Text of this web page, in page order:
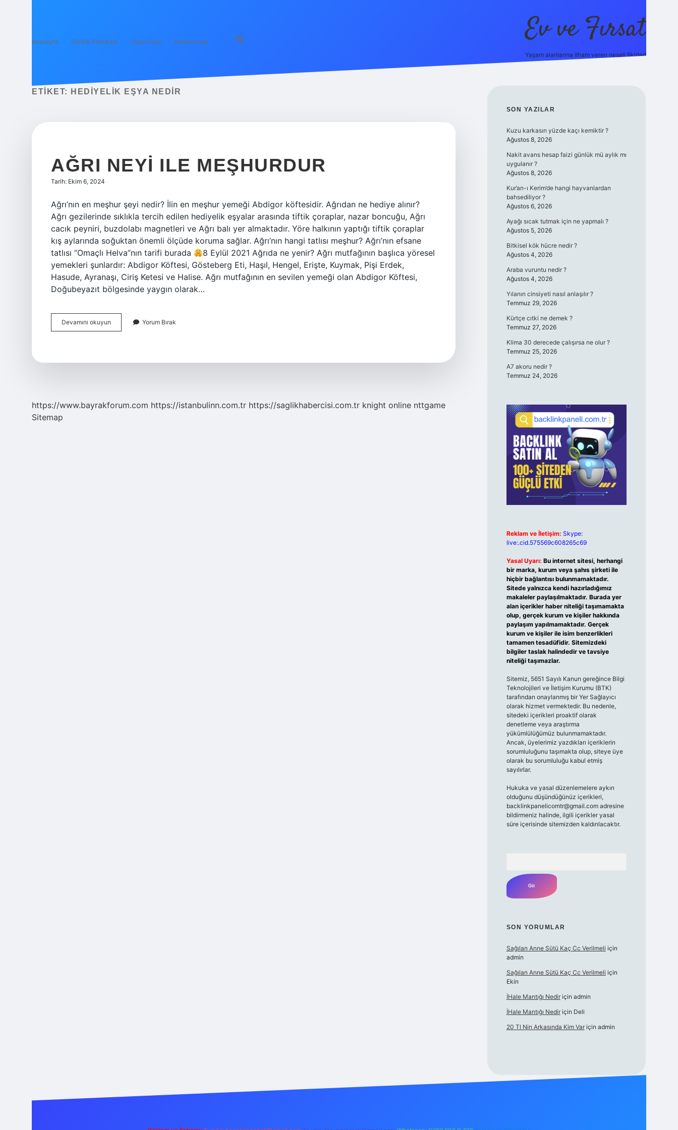
Anasayfa Gizlilik Politikası Yasal Uyarı Hakkımızda Ev ve Fırsat
Yaşam alanlarına ilham veren neşeli fikirler!
ETIKET: HEDIYELIK EŞYA NEDIR
AĞRI NEYI ILE MEŞHURDUR
Tarih: Ekim 6, 2024
Ağrı’nın en meşhur şeyi nedir? İlin en meşhur yemeği Abdigor köftesidir. Ağrıdan ne hediye alınır?
Ağrı gezilerinde sıklıkla tercih edilen hediyelik eşyalar arasında tiftik çoraplar, nazar boncuğu, Ağrı
cacık peyniri, buzdolabı magnetleri ve Ağrı balı yer almaktadır. Yöre halkının yaptığı tiftik çoraplar
kış aylarında soğuktan önemli ölçüde koruma sağlar. Ağrı’nın hangi tatlısı meşhur? Ağrı’nın efsane
tatlısı “Omaçlı Helva”nın tarifi burada
8 Eylül 2021 Ağrıda ne yenir? Ağrı mutfağının başlıca yöresel
yemekleri şunlardır: Abdigor Köftesi, Gösteberg Eti, Haşıl, Hengel, Erişte, Kuymak, Pişi Erdek,
Hasude, Ayranaşı, Ciriş Ketesi ve Halise. Ağrı mutfağının en sevilen yemeği olan Abdigor Köftesi,
Doğubeyazıt bölgesinde yaygın olarak…
Devamını okuyun
Neyi
Yorum Bırak
https://www.bayrakforum.com https://istanbulinn.com.tr https://saglikhabercisi.com.tr knight online nttgame
Sitemap
SIDEBAR
SON YAZILAR
Kuzu karkasın yüzde kaçı kemiktir ?
Ağustos 8, 2026
Nakit avans hesap faizi günlük mü aylık mı
uygulanır ?
Ağustos 8, 2026
Kur’an-ı Kerim’de hangi hayvanlardan
bahsediliyor ?
Ağustos 6, 2026
Ayağı sıcak tutmak için ne yapmalı ?
Ağustos 5, 2026
Bitkisel kök hücre nedir ?
Ağustos 4, 2026
Araba vuruntu nedir ?
Ağustos 4, 2026
Yılanın cinsiyeti nasıl anlaşılır ?
Temmuz 29, 2026
Kürtçe cıtki ne demek ?
Temmuz 27, 2026
Klima 30 derecede çalışırsa ne olur ?
Temmuz 25, 2026
A7 akoru nedir ?
Temmuz 24, 2026
Reklam ve İletişim: Skype:
live:.cid.575569c608265c69
Yasal Uyarı: Bu internet sitesi, herhangi
bir marka, kurum veya şahıs şirketi ile
hiçbir bağlantısı bulunmamaktadır.
Sitede yalnızca kendi hazırladığımız
makaleler paylaşılmaktadır. Burada yer
alan içerikler haber niteliği taşımamakta
olup, gerçek kurum ve kişiler hakkında
paylaşım yapılmamaktadır. Gerçek
kurum ve kişiler ile isim benzerlikleri
tamamen tesadüfidir. Sitemizdeki
bilgiler taslak halindedir ve tavsiye
niteliği taşımazlar.
Sitemiz, 5651 Sayılı Kanun gereğince Bilgi
Teknolojileri ve İletişim Kurumu (BTK)
tarafından onaylanmış bir Yer Sağlayıcı
olarak hizmet vermektedir. Bu nedenle,
sitedeki içerikleri proaktif olarak
denetleme veya araştırma
yükümlülüğümüz bulunmamaktadır.
Ancak, üyelerimiz yazdıkları içeriklerin
sorumluluğunu taşımakta olup, siteye üye
olarak bu sorumluluğu kabul etmiş
sayılırlar.
Hukuka ve yasal düzenlemelere aykırı
olduğunu düşündüğünüz içerikleri,
backlinkpanelicomtr@gmail.comadresine
bildirmeniz halinde, ilgili içerikler yasal
süre içerisinde sitemizden kaldırılacaktır.
SON YORUMLAR
Sağılan Anne Sütü Kaç Cc Verilmeli için
admin
Sağılan Anne Sütü Kaç Cc Verilmeli için
Ekin
İHale Mantığı Nediriçin admin
İHale Mantığı Nediriçin Deli
20 Tl Nin Arkasında Kim Variçin admin